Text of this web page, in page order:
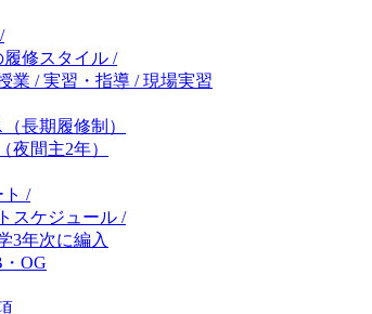
修スタイル /
業 / 実習・指導 / 現場実習
長期履修制）
夜間主2年）
ト /
スケジュール /
3年次に編入
OG